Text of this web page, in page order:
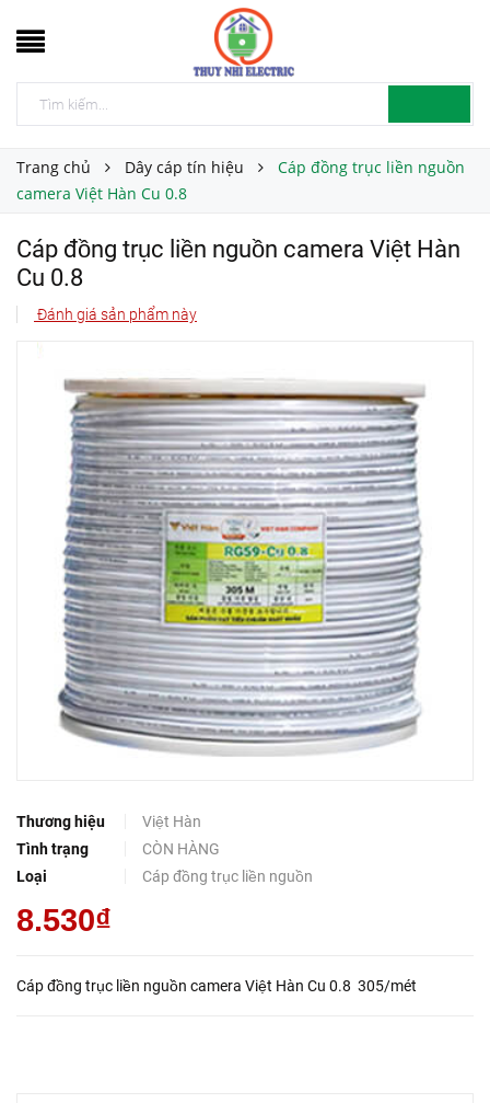
Trang chủ Dây cáp tín hiệu
Cáp đồng trục liền nguồn
camera Việt Hàn Cu 0.8
Cáp đồng trục liền nguồn camera Việt Hàn
Cu 0.8
Đánh giá sản phẩm này
Thương hiệu
Việt Hàn
Tình trạng
CÒN HÀNG
Loại
Cáp đồng trục liền nguồn
8.530₫
Cáp đồng trục liền nguồn camera Việt Hàn Cu 0.8 305/mét